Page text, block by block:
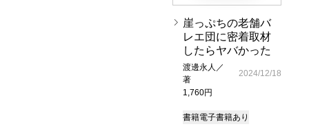
崖っぷちの老舗バ
レエ団に密着取材
したらヤバかった
渡邊永人／
著
1,760円
2024/12/18
書籍電子書籍あり